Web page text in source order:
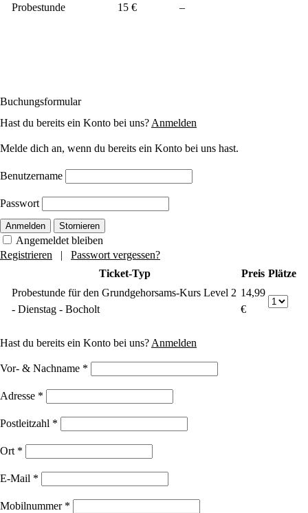
Probestunde
15 € –
Buchungsformular
Hast du bereits ein Konto bei uns? Anmelden
Melde dich an, wenn du bereits ein Konto bei uns hast.
Benutzername
Passwort
Anmelden Stornieren
Angemeldet bleiben
Registrieren
|
Passwort vergessen?
Ticket-Typ
Preis Plätze
Probestunde für den Grundgehorsams-Kurs Level 2
- Dienstag - Bocholt
14,99
€
Hast du bereits ein Konto bei uns? Anmelden
Vor- & Nachname *
Adresse *
Postleitzahl *
Ort *
E-Mail *
Mobilnummer *